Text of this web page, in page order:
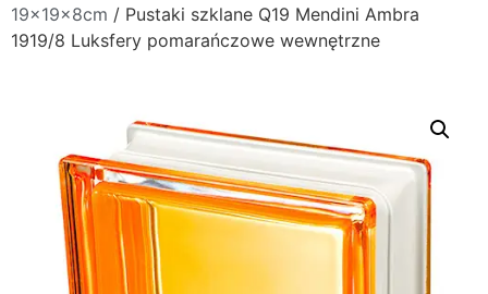
19x19x8cm / Pustaki szklane Q19 Mendini Ambra
1919/8 Luksfery pomarańczowe wewnętrzne